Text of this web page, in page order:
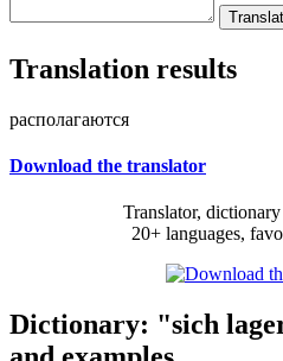
Translation results
располагаются
Download the translator
Translator,
20+ languages,
Dictionary: "sich